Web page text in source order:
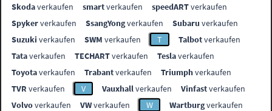
Skodaverkaufen smartverkaufen speedARTverkaufen
Spykerverkaufen SsangYongverkaufen Subaru verkaufen
Suzuki verkaufen SWM verkaufen T Talbotverkaufen
Tataverkaufen TECHARTverkaufen Teslaverkaufen
Toyotaverkaufen Trabantverkaufen Triumphverkaufen
TVR verkaufen V Vauxhallverkaufen Vinfastverkaufen
Volvoverkaufen VWverkaufen W Wartburgverkaufen